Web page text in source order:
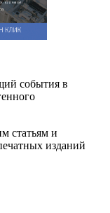
события в
статьям и
изданий